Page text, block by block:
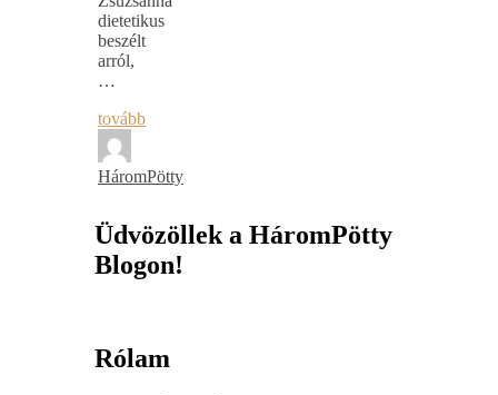
dietetikus
beszélt
arról,
…
tovább
HáromPötty
Üdvözöllek a HáromPötty
Blogon!
Rólam